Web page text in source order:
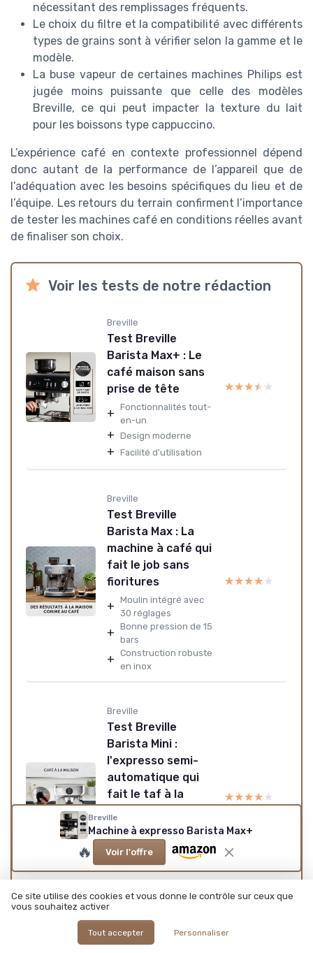
nécessitant des remplissages fréquents.
Le choix du filtre et la compatibilité avec différents
types de grains sont à vérifier selon la gamme et le
modèle.
La buse vapeur de certaines machines Philips est
jugée moins puissante que celle des modèles
Breville, ce qui peut impacter la texture du lait
pour les boissons type cappuccino.
L’expérience café en contexte professionnel dépend
donc autant de la performance de l’appareil que de
l’adéquation avec les besoins spécifiques du lieu et de
l’équipe. Les retours du terrain confirment l’importance
de tester les machines café en conditions réelles avant
de finaliser son choix.
Voir les tests de notre rédaction
Breville
Test Breville
Barista Max+ : Le
café maison sans
prise de tête
+ Fonctionnalités tout-
en-un
+ Design moderne
+ Facilité d'utilisation
★★★★★
★★★★★
Breville
Test Breville
Barista Max : La
machine à café qui
fait le job sans
fioritures
+ Moulin intégré avec
30 réglages
+ Bonne pression de 15
bars
+ Construction robuste
en inox
★★★★★
★★★★★
Breville
Test Breville
Barista Mini :
l'expresso semi-
automatique qui
fait le taf à la
+
Bon rapport qualité-
prix
+ Design compact et
moderne
+
★★★★★
★★★★★
Breville
Test Breville Prima
Breville
Machine à expresso Barista Max+
🔥 Voir l'offre
Ce site utilise des cookies et vous donne le contrôle sur ceux que
vous souhaitez activer
Tout accepter Personnaliser